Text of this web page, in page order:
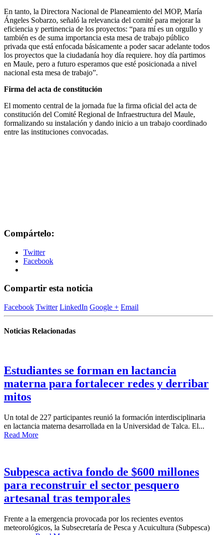
En tanto, la Directora Nacional de Planeamiento del MOP, María
Ángeles Sobarzo, señaló la relevancia del comité para mejorar la
eficiencia y pertinencia de los proyectos: “para mí es un orgullo y
también es de suma importancia esta mesa de trabajo público
privada que está enfocada básicamente a poder sacar adelante todos
los proyectos que la ciudadanía hoy día requiere. hoy día partimos
en Maule, pero a futuro esperamos que esté posicionada a nivel
nacional esta mesa de trabajo”.
Firma del acta de constitución
El momento central de la jornada fue la firma oficial del acta de
constitución del Comité Regional de Infraestructura del Maule,
formalizando su instalación y dando inicio a un trabajo coordinado
entre las instituciones convocadas.
Compártelo:
Twitter
Facebook
Compartir esta noticia
Facebook Twitter LinkedIn Google + Email
Noticias Relacionadas
Estudiantes se forman en lactancia
materna para fortalecer redes y derribar
mitos
Un total de 227 participantes reunió la formación interdisciplinaria
en lactancia materna desarrollada en la Universidad de Talca. El...
Read More
Subpesca activa fondo de $600 millones
para reconstruir el sector pesquero
artesanal tras temporales
Frente a la emergencia provocada por los recientes eventos
meteorológicos, la Subsecretaría de Pesca y Acuicultura (Subpesca)